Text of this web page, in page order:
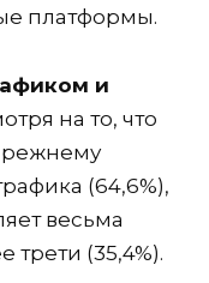
платформы.
и
на то, что
(64,6%),
весьма
(35,4%).